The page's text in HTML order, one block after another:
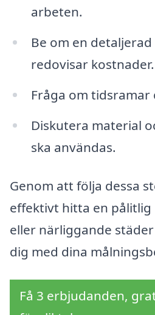
arbeten.
Be om en
redovisar kostnader.
Fråga om
Diskutera material
ska användas.
Genom att följa dessa
effektivt hitta en pålitlig
eller närliggande
dig med dina
Få 3 erbjudanden,